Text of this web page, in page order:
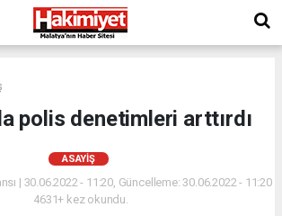
polis denetimleri arttırdı
ASAYIŞ
| 30.06.2022 - 11:20, Güncelleme: 30.06.2022 - 11:20
4631+ kez okundu.